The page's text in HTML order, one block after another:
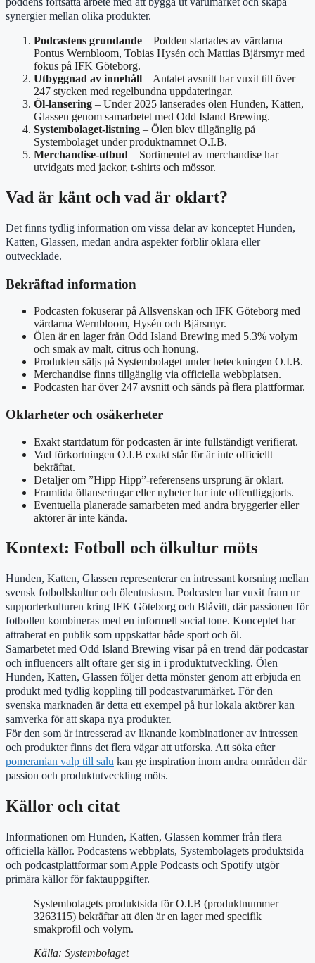
synergier mellan olika produkter.
Podcastens grundande – Podden startades av värdarna
Pontus Wernbloom, Tobias Hysén och Mattias Bjärsmyr med
fokus på IFK Göteborg.
Utbyggnad av innehåll – Antalet avsnitt har vuxit till över
247 stycken med regelbundna uppdateringar.
Öl-lansering – Under 2025 lanserades ölen Hunden, Katten,
Glassen genom samarbetet med Odd Island Brewing.
Systembolaget-listning – Ölen blev tillgänglig på
Systembolaget under produktnamnet O.I.B.
Merchandise-utbud – Sortimentet av merchandise har
utvidgats med jackor, t-shirts och mössor.
Vad är känt och vad är oklart?
Det finns tydlig information om vissa delar av konceptet Hunden,
Katten, Glassen, medan andra aspekter förblir oklara eller
outvecklade.
Bekräftad information
Podcasten fokuserar på Allsvenskan och IFK Göteborg med
värdarna Wernbloom, Hysén och Bjärsmyr.
Ölen är en lager från Odd Island Brewing med 5.3% volym
och smak av malt, citrus och honung.
Produkten säljs på Systembolaget under beteckningen O.I.B.
Merchandise finns tillgänglig via officiella webbplatsen.
Podcasten har över 247 avsnitt och sänds på flera plattformar.
Oklarheter och osäkerheter
Exakt startdatum för podcasten är inte fullständigt verifierat.
Vad förkortningen O.I.B exakt står för är inte officiellt
bekräftat.
Detaljer om ”Hipp Hipp”-referensens ursprung är oklart.
Framtida öllanseringar eller nyheter har inte offentliggjorts.
Eventuella planerade samarbeten med andra bryggerier eller
aktörer är inte kända.
Kontext: Fotboll och ölkultur möts
Hunden, Katten, Glassen representerar en intressant korsning mellan
svensk fotbollskultur och ölentusiasm. Podcasten har vuxit fram ur
supporterkulturen kring IFK Göteborg och Blåvitt, där passionen för
fotbollen kombineras med en informell social tone. Konceptet har
attraherat en publik som uppskattar både sport och öl.
Samarbetet med Odd Island Brewing visar på en trend där podcastar
och influencers allt oftare ger sig in i produktutveckling. Ölen
Hunden, Katten, Glassen följer detta mönster genom att erbjuda en
produkt med tydlig koppling till podcastvarumärket. För den
svenska marknaden är detta ett exempel på hur lokala aktörer kan
samverka för att skapa nya produkter.
För den som är intresserad av liknande kombinationer av intressen
och produkter finns det flera vägar att utforska. Att söka efter
pomeranian valp till salu kan ge inspiration inom andra områden där
passion och produktutveckling möts.
Källor och citat
Informationen om Hunden, Katten, Glassen kommer från flera
officiella källor. Podcastens webbplats, Systembolagets produktsida
och podcastplattformar som Apple Podcasts och Spotify utgör
primära källor för faktauppgifter.
Systembolagets produktsida för O.I.B (produktnummer
3263115) bekräftar att ölen är en lager med specifik
smakprofil och volym.
Källa: Systembolaget